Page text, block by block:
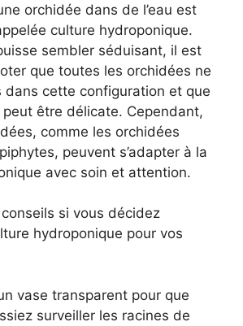
orchidée dans de l’eau est
culture hydroponique.
sembler séduisant, il est
que toutes les orchidées ne
dans cette configuration et que
être délicate. Cependant,
comme les orchidées
peuvent s’adapter à la
avec soin et attention.
si vous décidez
hydroponique pour vos
vase transparent pour que
surveiller les racines de